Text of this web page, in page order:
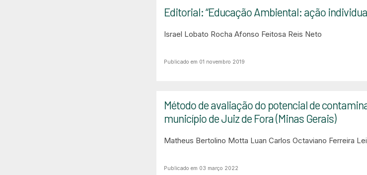
Editorial: “Educação Ambiental: ação
Israel Lobato Rocha Afonso Feitosa Reis Neto
Publicado em 01 novembro 2019
Método de avaliação do potencial de
município de Juiz de Fora (Minas Gerais)
Matheus Bertolino Motta Luan Carlos Octaviano Ferreira
Publicado em 03 março 2022